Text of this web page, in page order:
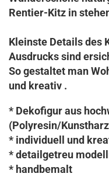
Rentier-Kitz in
Kleinste Details des
Ausdrucks sind
So gestaltet man
und kreativ .
* Dekofigur aus
(Polyresin/
* individuell und
* detailgetreu
* handbemalt